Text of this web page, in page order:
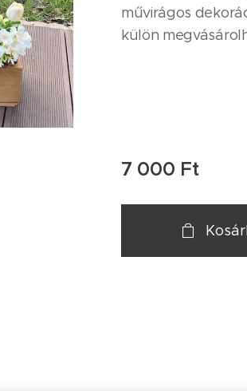
művirágos
külön
7 000 Ft